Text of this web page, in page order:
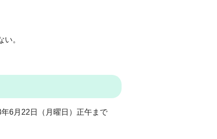
。
6月22日（月曜日）正午まで